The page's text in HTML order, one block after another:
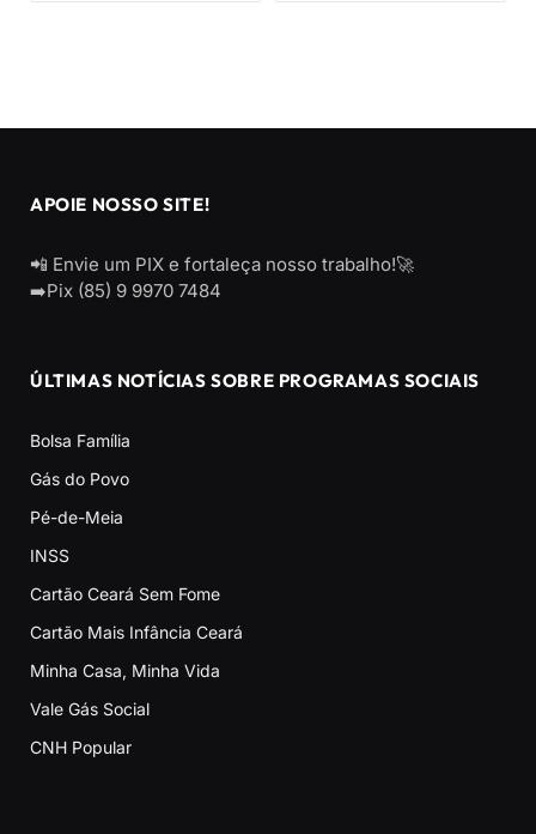
APOIE NOSSO SITE!
📲 Envie um PIX e fortaleça nosso trabalho!🚀
➡️Pix (85) 9 9970 7484
ÚLTIMAS NOTÍCIAS SOBRE PROGRAMAS SOCIAIS
Bolsa Família
Gás do Povo
Pé-de-Meia
INSS
Cartão Ceará Sem Fome
Cartão Mais Infância Ceará
Minha Casa, Minha Vida
Vale Gás Social
CNH Popular